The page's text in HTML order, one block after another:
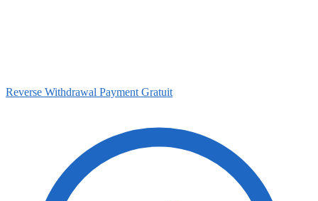
Reverse Withdrawal Payment Gratuit